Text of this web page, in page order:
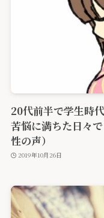
20代前半で学生時
苦悩に満ちた日々
性の声）
2019年10月26日